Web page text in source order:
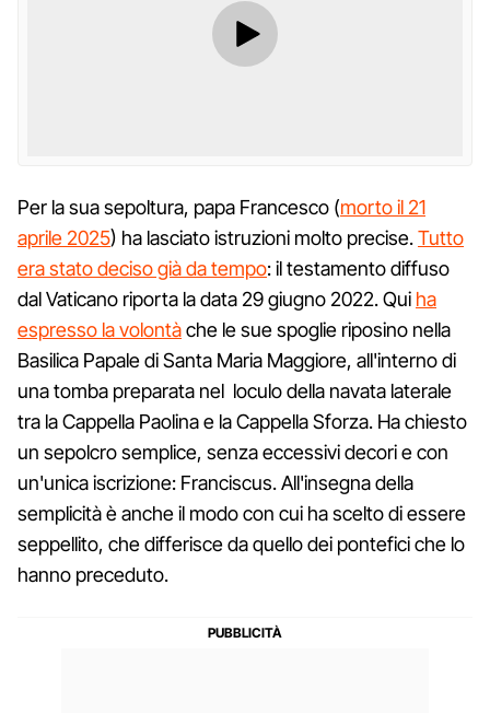
Per la sua sepoltura, papa Francesco (morto il 21
aprile 2025) ha lasciato istruzioni molto precise.Tutto
era stato deciso già da tempo: il testamento diffuso
dal Vaticano riporta la data 29 giugno 2022. Qui ha
espresso la volontàche le sue spoglie riposino nella
Basilica Papale di Santa Maria Maggiore, all'interno di
una tomba preparata nel loculo della navata laterale
tra la Cappella Paolina e la Cappella Sforza. Ha chiesto
un sepolcro semplice, senza eccessivi decori e con
un'unica iscrizione: Franciscus. All'insegna della
semplicità è anche il modo con cui ha scelto di essere
seppellito, che differisce da quello dei pontefici che lo
hanno preceduto.